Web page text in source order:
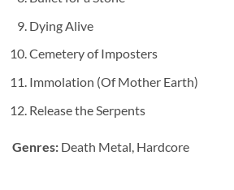
Dying Alive
Cemetery of Imposters
Immolation (Of Mother Earth)
Release the Serpents
Genres: Death Metal, Hardcore